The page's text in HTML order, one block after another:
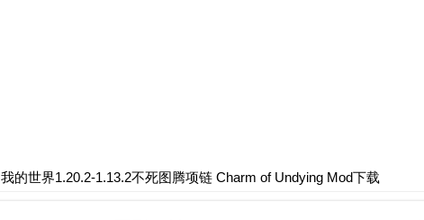
我的世界1.20.2-1.13.2不死图腾项链 Charm of Undying Mod下载